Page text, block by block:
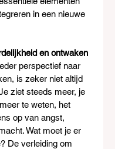
in een nieuwe
en ontwaken
perspectief naar
is zeker niet altijd
ziet steeds meer, je
te weten, het
op van angst,
Wat moet je er
De verleiding om